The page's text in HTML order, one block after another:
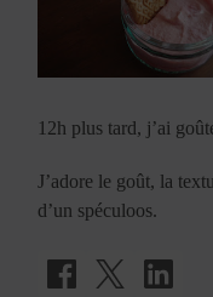
12h plus tard, j’ai
J’adore le goût, la
d’un spéculoos.